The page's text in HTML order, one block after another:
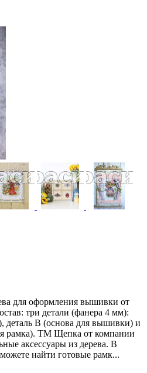
для оформления вышивки от
три детали (фанера 4 мм):
деталь В (основа для вышивки) и
рамка). ТМ Щепка от компании
аксессуары из дерева. В
найти готовые рамк...